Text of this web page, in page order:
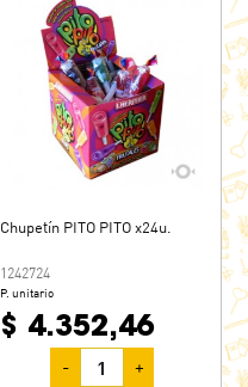
Chupetín PITO PITO x24u.
1242724
P. unitario
$ 4.352,46
- +